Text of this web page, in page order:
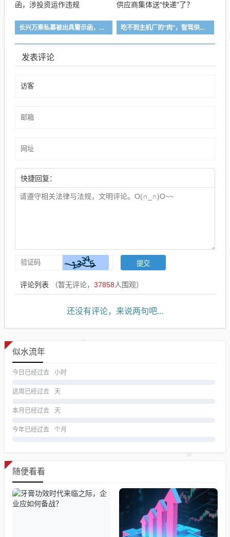
长兴万乘私募被出具警示函，涉投资运作违规 吃不到主机厂的“肉”，智驾供应商集体送“快递”了？
发表评论
快捷回复：
评论列表 （暂无评论， 37858人围观）
还没有评论，来说两句吧...
似水流年
今日已经过去 小时
这周已经过去 天
本月已经过去 天
今年已经过去 个月
随便看看